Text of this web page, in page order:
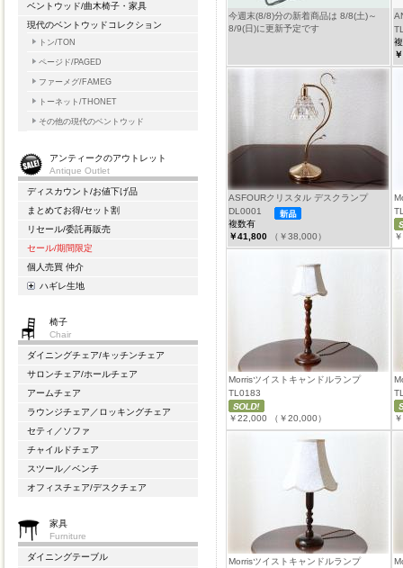
ベントウッド/曲木椅子・家具
現代のベントウッドコレクション
トン/TON
ページド/PAGED
ファーメグ/FAMEG
トーネット/THONET
その他の現代のベントウッド
アンティークのアウトレット
Antique Outlet
ディスカウント/お値下げ品
まとめてお得/セット割
リセール/委託再販売
セール/期間限定
個人売買 仲介
ハギレ生地
椅子
Chair
ダイニングチェア/キッチンチェア
サロンチェア/ホールチェア
アームチェア
ラウンジチェア／ロッキングチェア
セティ／ソファ
チャイルドチェア
スツール／ベンチ
オフィスチェア/デスクチェア
家具
Furniture
ダイニングテーブル
今週末(8/8)分の新着商品は 8/8(土)～
8/9(日)に更新予定です
ASFOURクリスタル デスクランプ
DL0001
複数有
￥41,800
（￥38,000）
Morrisツイストキャンドルランプ
TL0183
￥22,000 （￥20,000）
Morrisツイストキャンドルランプ